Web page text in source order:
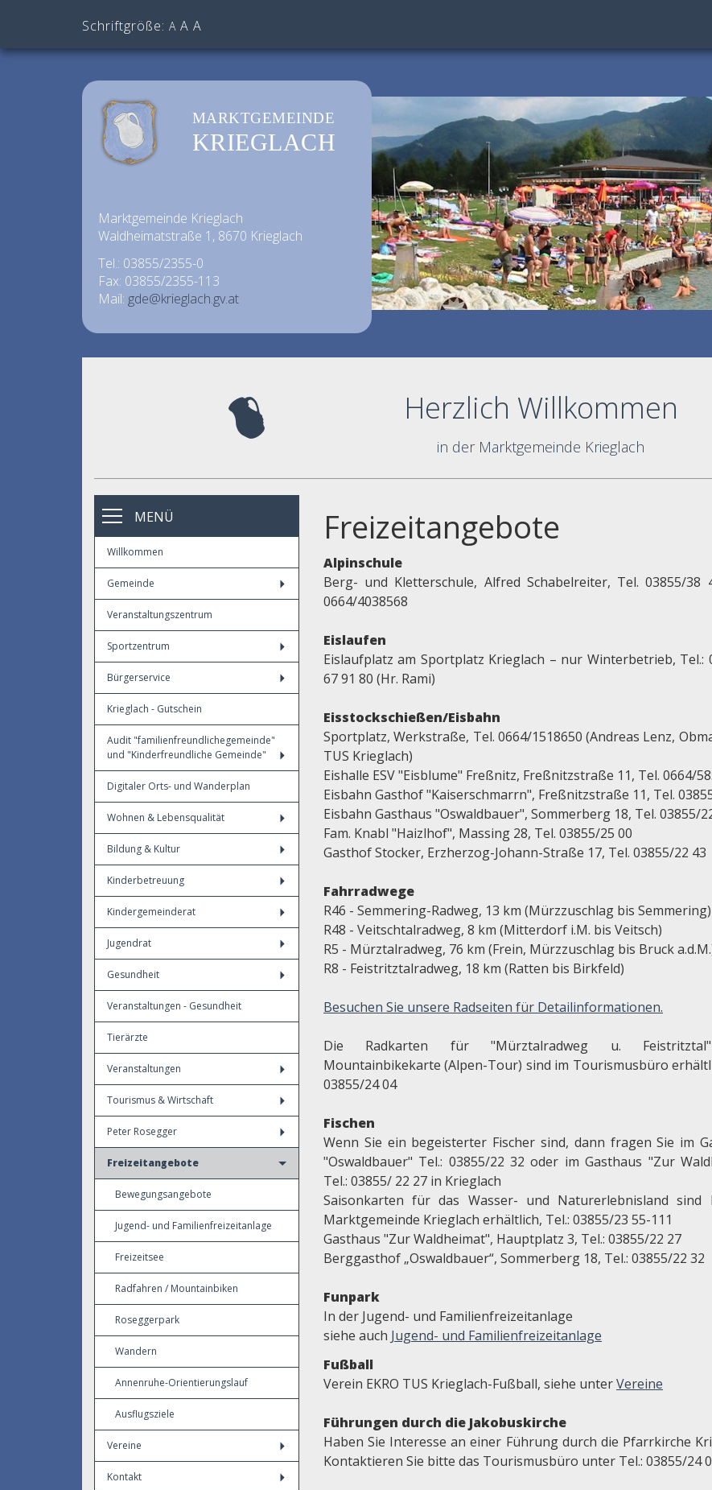
Schriftgröße: A A A
MARKTGEMEINDE
KRIEGLACH
Marktgemeinde Krieglach
Waldheimatstraße 1, 8670 Krieglach
Tel.: 03855/2355-0
Fax: 03855/2355-113
Mail: gde@krieglach.gv.at
Herzlich Willkommen
in der Marktgemeinde Krieglach
MENÜ
Willkommen
Gemeinde
Veranstaltungszentrum
Sportzentrum
Bürgerservice
Krieglach - Gutschein
Audit "familienfreundlichegemeinde"
und "Kinderfreundliche Gemeinde"
Digitaler Orts- und Wanderplan
Wohnen & Lebensqualität
Bildung & Kultur
Kinderbetreuung
Kindergemeinderat
Jugendrat
Gesundheit
Veranstaltungen - Gesundheit
Tierärzte
Veranstaltungen
Tourismus & Wirtschaft
Peter Rosegger
Freizeitangebote
Bewegungsangebote
Jugend- und Familienfreizeitanlage
Freizeitsee
Radfahren / Mountainbiken
Roseggerpark
Wandern
Annenruhe-Orientierungslauf
Ausflugsziele
Vereine
Kontakt
Freizeitangebote
Alpinschule
Berg- und Kletterschule, Alfred Schabelreiter, Tel. 03855/38
0664/4038568
Eislaufen
Eislaufplatz am Sportplatz Krieglach – nur Winterbetrieb, Tel.:
67 91 80 (Hr. Rami)
Eisstockschießen/Eisbahn
Sportplatz, Werkstraße, Tel. 0664/1518650 (Andreas Lenz,
TUS Krieglach)
Eishalle ESV "Eisblume" Freßnitz, Freßnitzstraße 11, Tel. 0664/
Eisbahn Gasthof "Kaiserschmarrn", Freßnitzstraße 11, Tel.
Eisbahn Gasthaus "Oswaldbauer", Sommerberg 18, Tel. 03855/
Fam. Knabl "Haizlhof", Massing 28, Tel. 03855/25 00
Gasthof Stocker, Erzherzog-Johann-Straße 17, Tel. 03855/22 43
Fahrradwege
R46 - Semmering-Radweg, 13 km (Mürzzuschlag bis Semmering)
R48 - Veitschtalradweg, 8 km (Mitterdorf i.M. bis Veitsch)
R5 - Mürztalradweg, 76 km (Frein, Mürzzuschlag bis Bruck
R8 - Feistritztalradweg, 18 km (Ratten bis Birkfeld)
Besuchen Sie unsere Radseiten für Detailinformationen.
Die Radkarten für "Mürztalradweg u.
Mountainbikekarte (Alpen-Tour) sind im Tourismusbüro
03855/24 04
Fischen
Wenn Sie ein begeisterter Fischer sind, dann fragen Sie im
"Oswaldbauer" Tel.: 03855/22 32 oder im Gasthaus "Zur
Tel.: 03855/ 22 27 in Krieglach
Saisonkarten für das Wasser- und Naturerlebnisland sind
Marktgemeinde Krieglach erhältlich, Tel.: 03855/23 55-111
Gasthaus "Zur Waldheimat", Hauptplatz 3, Tel.: 03855/22 27
Berggasthof „Oswaldbauer“, Sommerberg 18, Tel.: 03855/22 32
Funpark
In der Jugend- und Familienfreizeitanlage
siehe auch Jugend- und Familienfreizeitanlage
Fußball
Verein EKRO TUS Krieglach-Fußball, siehe unterVereine
Führungen durch die Jakobuskirche
Haben Sie Interesse an einer Führung durch die Pfarrkirche
Kontaktieren Sie bitte das Tourismusbüro unter Tel.: 03855/24